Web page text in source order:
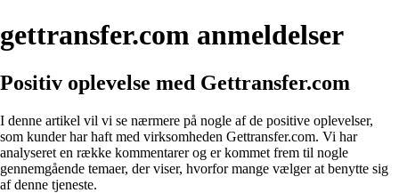
gettransfer.com anmeldelser
Positiv oplevelse med Gettransfer.com
I denne artikel vil vi se nærmere på nogle af de positive oplevelser,
som kunder har haft med virksomheden Gettransfer.com. Vi har
analyseret en række kommentarer og er kommet frem til nogle
gennemgående temaer, der viser, hvorfor mange vælger at benytte sig
af denne tjeneste.